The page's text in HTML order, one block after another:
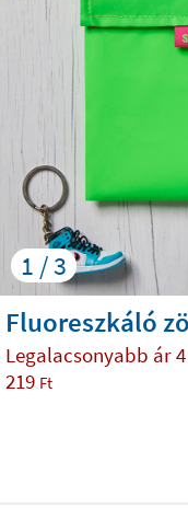
1 / 3
Fluoreszkáló
Legalacsonyabb ár4
219 Ft